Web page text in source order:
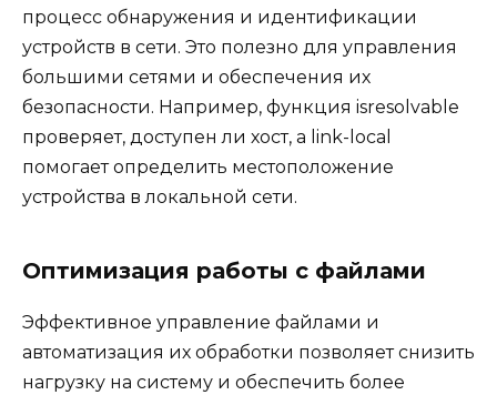
процесс обнаружения и идентификации
устройств в сети. Это полезно для управления
большими сетями и обеспечения их
безопасности. Например, функция isresolvable
проверяет, доступен ли хост, а link-local
помогает определить местоположение
устройства в локальной сети.
Оптимизация работы с файлами
Эффективное управление файлами и
автоматизация их обработки позволяет снизить
нагрузку на систему и обеспечить более